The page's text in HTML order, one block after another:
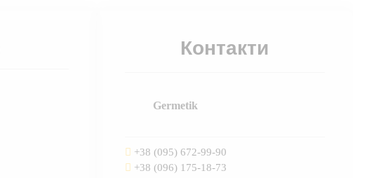
Контакти
Germetik
+38 (095) 672-99-90
+38 (096) 175-18-73